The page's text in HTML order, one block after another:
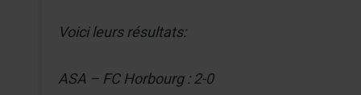
Voici leurs résultats:
ASA – FC Horbourg : 2-0